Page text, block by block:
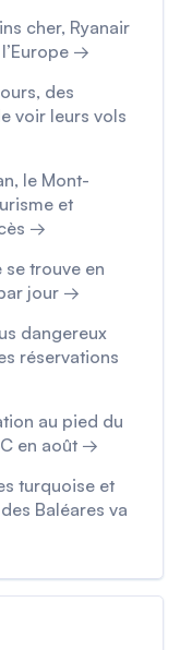
cher, Ryanair
→
des
voir leurs vols
le Mont-
et
→
se trouve en
jour →
dangereux
réservations
au pied du
en août →
turquoise et
Baléares va